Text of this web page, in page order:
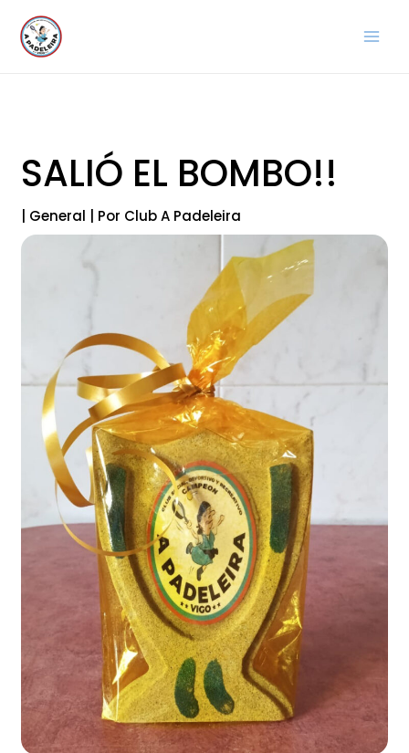
contenido
SALIÓ EL BOMBO!!
| General | Por Club A Padeleira